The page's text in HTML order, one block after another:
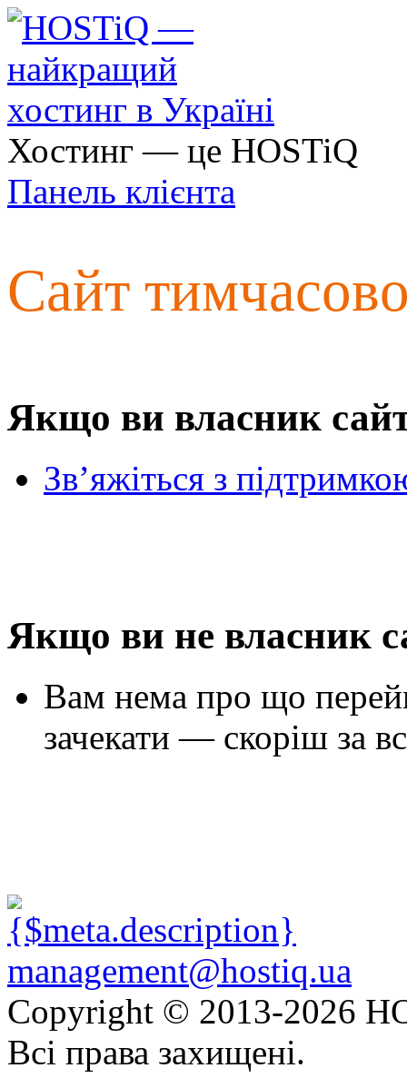
Хостинг — це HOSTiQ
Панель клієнта
Сайт
Якщо ви власник
Зв’яжіться з
Якщо ви не власник
Вам нема про що
зачекати — скоріш за
management@hostiq.ua
Copyright © 2013-2026
Всі права захищені.